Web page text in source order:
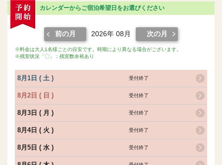
カレンダーからご宿泊希望日をお選びください
前の月 2026年 08月 次の月
※料金は大人1名様ごとの目安です。時期により異なる場合がございます。
※残室状況「〇」：残室数余裕あり
8月1日 ( 土 ) 受付終了
8月2日 ( 日 ) 受付終了
8月3日 ( 月 ) 受付終了
8月4日 ( 火 ) 受付終了
8月5日 ( 水 ) 受付終了